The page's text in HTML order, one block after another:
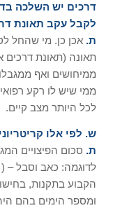
דרכים יש השלכה
לקבל עקב תאונת
ת. אכן כן. מי שהחל
תאונה (תאונת דרכים
ממיחושים ואף
ממי שיש לו רקע
לכל היותר מצב קיים.
ש. לפי אלו
ת. סכום הפיצויים
לדוגמה: כאב וסבל – (
הקבוע בתקנות,
ומספר הימים בהם